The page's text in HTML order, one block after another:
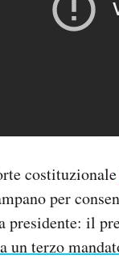
costituzionale
per
presidente: il
un terzo